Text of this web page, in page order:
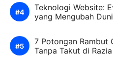
Teknologi Website:
yang Mengubah
7 Potongan Rambut
Tanpa Takut di